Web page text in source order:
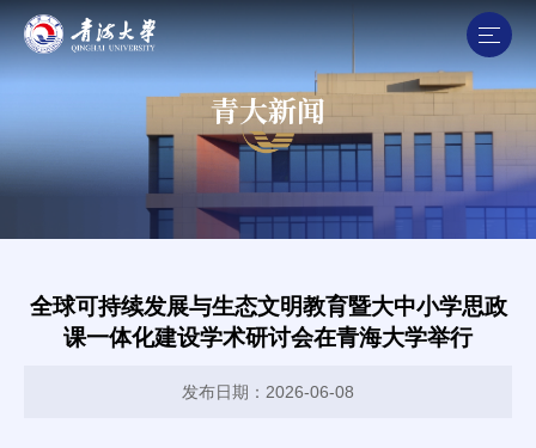
青大新闻
全球可持续发展与生态文明教育暨大中小学思政
课一体化建设学术研讨会在青海大学举行
发布日期：2026-06-08